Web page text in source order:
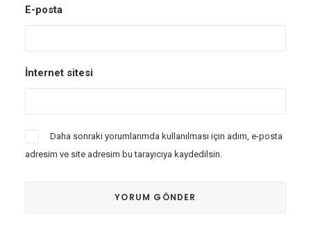
E-posta
İnternet sitesi
Daha sonraki yorumlarımda kullanılması için adım, e-posta
adresim ve site adresim bu tarayıcıya kaydedilsin.